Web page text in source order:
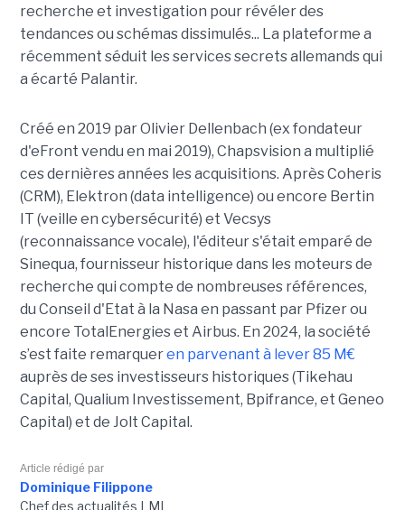
recherche et investigation pour révéler des
tendances ou schémas dissimulés... La plateforme a
récemment séduit les services secrets allemands qui
a écarté Palantir.
Créé en 2019 par Olivier Dellenbach (ex fondateur
d'eFront vendu en mai 2019), Chapsvision a multiplié
ces dernières années les acquisitions. Après Coheris
(CRM), Elektron (data intelligence) ou encore Bertin
IT (veille en cybersécurité) et Vecsys
(reconnaissance vocale), l'éditeur s'était emparé de
Sinequa, fournisseur historique dans les moteurs de
recherche qui compte de nombreuses références,
du Conseil d'Etat à la Nasa en passant par Pfizer ou
encore TotalEnergies et Airbus. En 2024, la société
s’est faite remarqueren parvenant à lever 85 M€
auprès de ses investisseurs historiques (Tikehau
Capital, Qualium Investissement, Bpifrance, et Geneo
Capital) et de Jolt Capital.
Article rédigé par
Dominique Filippone
Chef des actualités LMI